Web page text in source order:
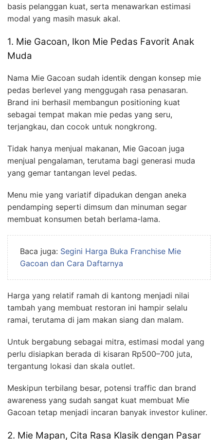
basis pelanggan kuat, serta menawarkan estimasi
modal yang masih masuk akal.
1. Mie Gacoan, Ikon Mie Pedas Favorit Anak
Muda
Nama Mie Gacoan sudah identik dengan konsep mie
pedas berlevel yang menggugah rasa penasaran.
Brand ini berhasil membangun positioning kuat
sebagai tempat makan mie pedas yang seru,
terjangkau, dan cocok untuk nongkrong.
Tidak hanya menjual makanan, Mie Gacoan juga
menjual pengalaman, terutama bagi generasi muda
yang gemar tantangan level pedas.
Menu mie yang variatif dipadukan dengan aneka
pendamping seperti dimsum dan minuman segar
membuat konsumen betah berlama-lama.
Baca juga: Segini Harga Buka Franchise Mie
Gacoan dan Cara Daftarnya
Harga yang relatif ramah di kantong menjadi nilai
tambah yang membuat restoran ini hampir selalu
ramai, terutama di jam makan siang dan malam.
Untuk bergabung sebagai mitra, estimasi modal yang
perlu disiapkan berada di kisaran Rp500–700 juta,
tergantung lokasi dan skala outlet.
Meskipun terbilang besar, potensi traffic dan brand
awareness yang sudah sangat kuat membuat Mie
Gacoan tetap menjadi incaran banyak investor kuliner.
2. Mie Mapan, Cita Rasa Klasik dengan Pasar